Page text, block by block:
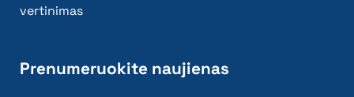
vertinimas
Prenumeruokite naujienas